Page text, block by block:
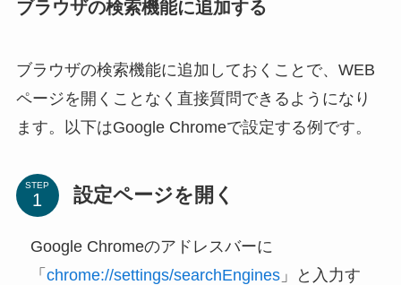
ブラウザの検索機能に追加する
ブラウザの検索機能に追加しておくことで、WEB
ページを開くことなく直接質問できるようになり
ます。以下はGoogle Chromeで設定する例です。
STEP 設定ページを開く
Google Chromeのアドレスバーに
「 chrome://settings/searchEngines」と入力す